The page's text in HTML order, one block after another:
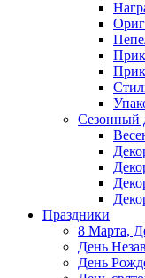
Сезонный
Праздники
8 Марта,
День
День